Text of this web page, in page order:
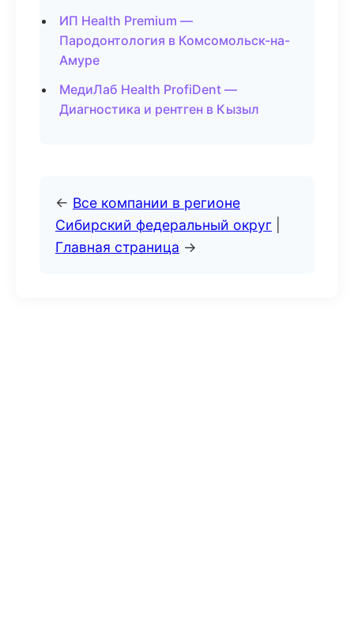
ИП Health Premium —
Пародонтология в Комсомольск-на-
Амуре
МедиЛаб Health ProfiDent —
Диагностика и рентген в Кызыл
← Все компании в регионе
Сибирский федеральный округ
Главная страница →